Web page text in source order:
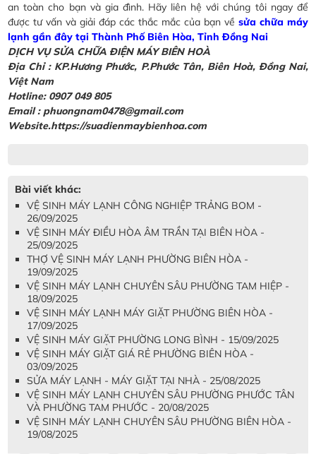
an toàn cho bạn và gia đình. Hãy liên hệ với chúng tôi ngay để
được tư vấn và giải đáp các thắc mắc của bạn về sửa chữa máy
lạnh gần đây tại Thành Phố Biên Hòa, Tỉnh Đồng Nai
DỊCH VỤ SỬA CHỮA ĐIỆN MÁY BIÊN HOÀ
Địa Chỉ : KP.Hương Phước, P.Phước Tân, Biên Hoà, Đồng Nai,
Việt Nam
Hotline: 0907 049 805
Email : phuongnam0478@gmail.com
Website.https://suadienmaybienhoa.com
Bài viết khác:
VỆ SINH MÁY LẠNH CÔNG NGHIỆP TRẢNG BOM -
26/09/2025
VỆ SINH MÁY ĐIỀU HÒA ÂM TRẦN TẠI BIÊN HÒA -
25/09/2025
THỢ VỆ SINH MÁY LẠNH PHƯỜNG BIÊN HÒA -
19/09/2025
VỆ SINH MÁY LẠNH CHUYÊN SÂU PHƯỜNG TAM HIỆP -
18/09/2025
VỆ SINH MÁY LẠNH MÁY GIẶT PHƯỜNG BIÊN HÒA -
17/09/2025
VỆ SINH MÁY GIẶT PHƯỜNG LONG BÌNH - 15/09/2025
VỆ SINH MÁY GIẶT GIÁ RẺ PHƯỜNG BIÊN HÒA -
03/09/2025
SỬA MÁY LẠNH - MÁY GIẶT TẠI NHÀ - 25/08/2025
VỆ SINH MÁY LẠNH CHUYÊN SÂU PHƯỜNG PHƯỚC TÂN
VÀ PHƯỜNG TAM PHƯỚC - 20/08/2025
VỆ SINH MÁY LẠNH CHUYÊN SÂU PHƯỜNG BIÊN HÒA -
19/08/2025